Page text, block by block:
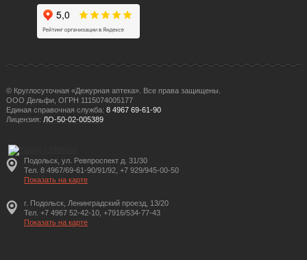
© Круглосуточная «Дежурная аптека». Все права защищены.
ООО Дельфи, ОГРН 1115074005177
Единая справочная служба: 8 4967 69-61-90
Лицензия: ЛО-50-02-005389
Подольск, ул. Ревпроспект д. 31/30
Тел. 8 4967/69-61-90/91/92, +7 929/945-00-50
Показать на карте
г. Подольск, Ленинградский проезд, 13/20
Тел. +7 4967 52-42-10, +7916/534-77-43
Показать на карте